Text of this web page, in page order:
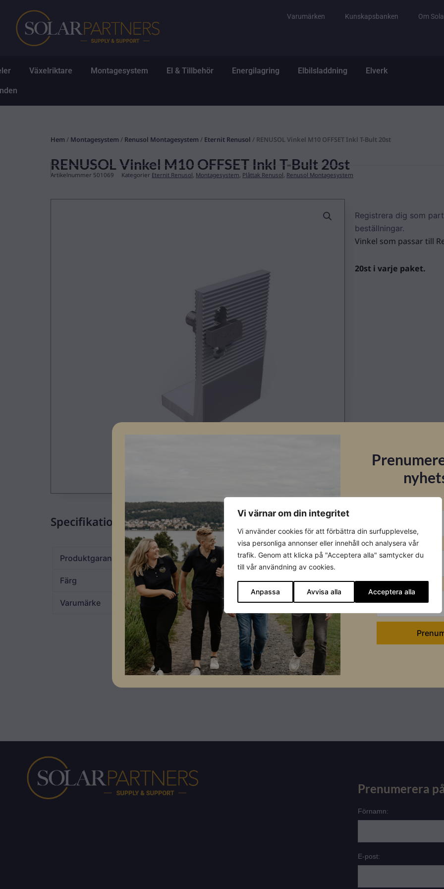
Vi värnar om din integritet
Vi använder cookies för att förbättra din surfupplevelse,
visa personliga annonser eller innehåll och analysera vår
trafik. Genom att klicka på "Acceptera alla" samtycker du
till vår användning av cookies.
Anpassa Avvisa alla Acceptera alla
innehåll
Varumärken Kunskapsbanken Om
Öppna Solpaneler
Växelriktare Öppna Växelriktare
Montagesystem Öppna Montagesystem
El & Tillbehör Öppna El & Tillbehör
Energilagring Öppna Energilagring
Elbilsladdning Öppna Elbilsladdning
Elverk
Hem / Montagesystem / Renusol Montagesystem / Eternit Renusol / RENUSOL Vinkel M10 OFFSET Inkl T-Bult 20st
RENUSOL Vinkel M10 OFFSET Inkl T-Bult 20st
Artikelnummer 501069 Kategorier Eternit Renusol Montagesystem Plåttak Renusol Renusol Montagesystem
Registrera dig som
beställningar.
Vinkel som passar till
20st i varje paket.
Specifikationer
Produktgaranti 10 år
Färg
Varumärke Renusol
Datablad
Ladda ner
Prenumerera
Förnamn:
E-post:
Förnamn
Efternamn